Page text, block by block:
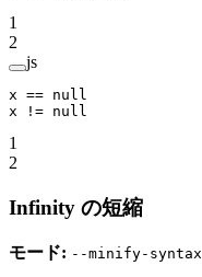
1
2
js
x == null
x
!= null
1
2
Infinity の短縮
モード: --minify-syntax